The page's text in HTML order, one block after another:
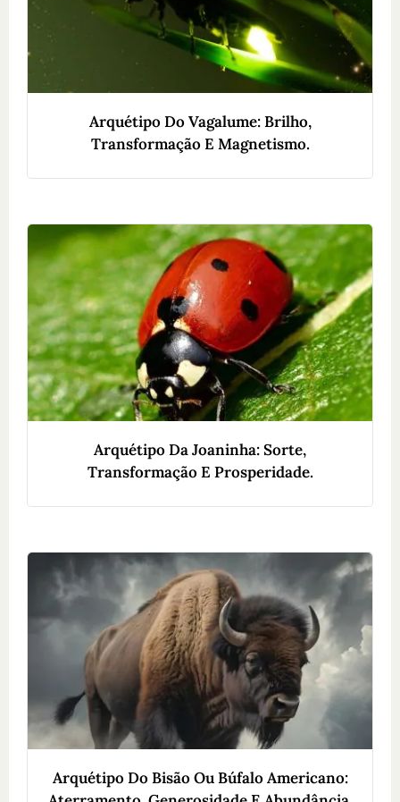
Arquétipo Do Vagalume: Brilho,
Transformação E Magnetismo.
Arquétipo Da Joaninha: Sorte,
Transformação E Prosperidade.
Arquétipo Do Bisão Ou Búfalo Americano: